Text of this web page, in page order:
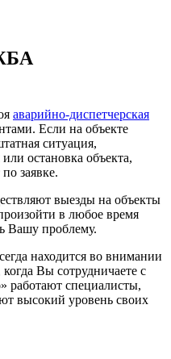
аварийно-диспетчерская
Если на объекте
ситуация,
остановка объекта,
заявке.
выезды на объекты
в любое время
Вашу проблему.
находится во внимании
Вы сотрудничаете с
работают специалисты,
высокий уровень своих